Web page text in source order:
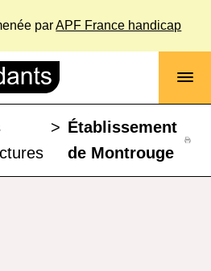
parAPF France handicap
> Établissement
de Montrouge